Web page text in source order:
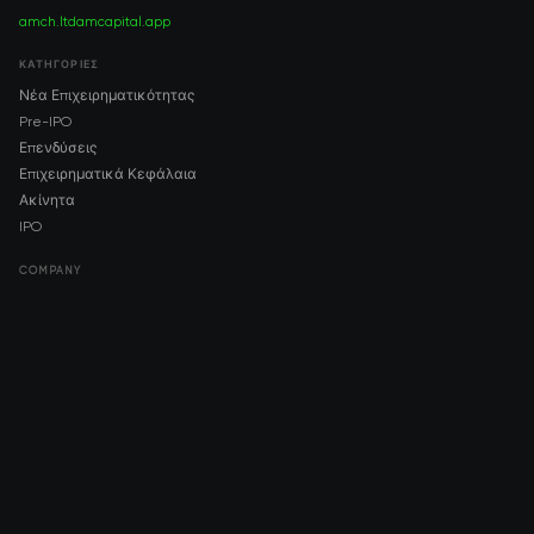
amch.ltdamcapital.app
ΚΑΤΗΓΟΡΊΕΣ
Νέα Επιχειρηματικότητας
Pre-IPO
Επενδύσεις
Επιχειρηματικά Κεφάλαια
Ακίνητα
IPO
COMPANY